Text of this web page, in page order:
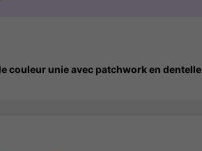
couleur unie avec patchwork en dentelle